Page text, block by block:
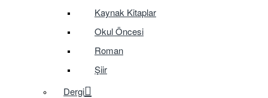
Kaynak Kitaplar
Okul Öncesi
Roman
Şiir
Dergi